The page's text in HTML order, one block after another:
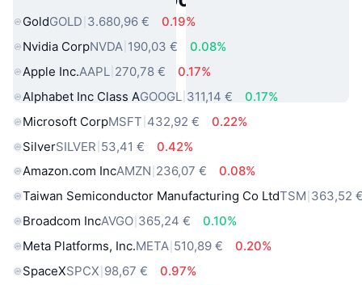
GoldGOLD 3.680,96 €
0.19%
Nvidia CorpNVDA 190,03 €
0.08%
Apple Inc.AAPL 270,78 €
0.17%
Alphabet Inc Class AGOOGL 311,14 €
0.17%
Microsoft CorpMSFT 432,92 €
0.22%
SilverSILVER 53,41 €
0.42%
Amazon.com IncAMZN 236,07 €
0.08%
Taiwan Semiconductor Manufacturing Co LtdTSM 363,52
Broadcom IncAVGO 365,24 €
0.10%
Meta Platforms, Inc.META 510,89 €
0.20%
SpaceXSPCX 98,67 €
0.97%